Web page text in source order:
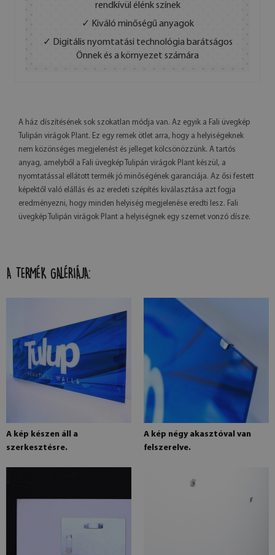
rendkívül élénk színek
✓ Kiváló minőségű anyagok
✓ Digitális nyomtatási technológia barátságos
Önnek és a környezet számára
A ház díszítésének sok szokatlan módja van. Az egyik a Fali üvegkép
Tulipán virágok Plant. Ez egy remek ötlet arra, hogy a helyiségeknek
nem közönséges megjelenést és jelleget kölcsönözzünk. A tartós
anyag, amelyből a Fali üvegkép Tulipán virágok Plant készül, a
nyomtatással ellátott termék jó minőségének garanciája. Az ősi festett
képektől való elállás és az eredeti szépítés kiválasztása azt fogja
eredményezni, hogy minden helyiség megjelenése eredti lesz. Fali
üvegkép Tulipán virágok Plant a helyiségnek egy szemet vonzó dísze.
A TERMÉK GALÉRIÁJA:
A kép készen áll a
szerkesztésre.
A kép négy akasztóval van
felszerelve.